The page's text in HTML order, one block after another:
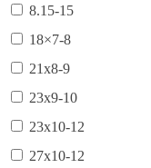
8.15-15
18×7-8
21х8-9
23х9-10
23х10-12
27х10-12